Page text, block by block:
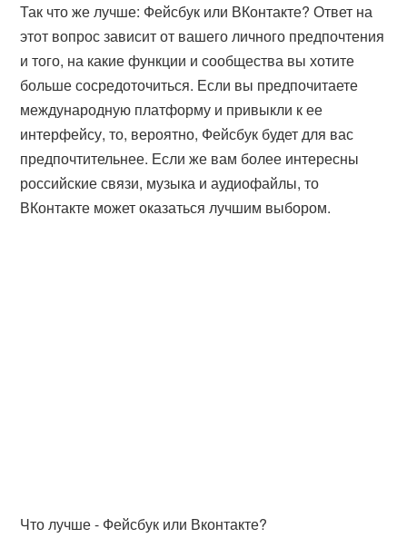
Так что же лучше: Фейсбук или ВКонтакте? Ответ на
этот вопрос зависит от вашего личного предпочтения
и того, на какие функции и сообщества вы хотите
больше сосредоточиться. Если вы предпочитаете
международную платформу и привыкли к ее
интерфейсу, то, вероятно, Фейсбук будет для вас
предпочтительнее. Если же вам более интересны
российские связи, музыка и аудиофайлы, то
ВКонтакте может оказаться лучшим выбором.
Что лучше - Фейсбук или Вконтакте?